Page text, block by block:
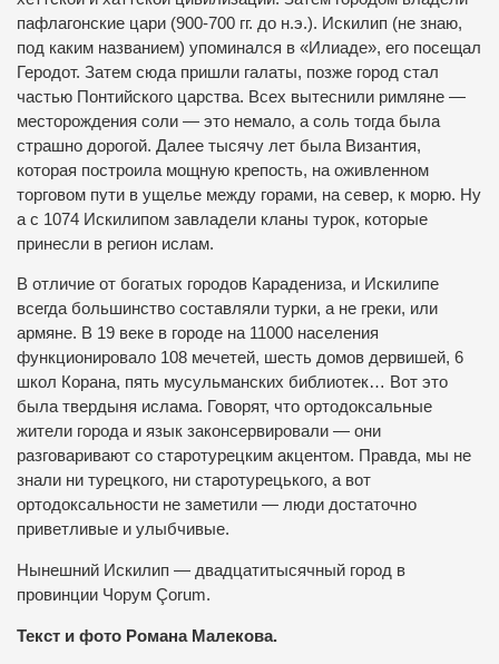
пафлагонские цари (900-700 гг. до н.э.). Искилип (не знаю,
под каким названием) упоминался в «Илиаде», его посещал
Геродот. Затем сюда пришли галаты, позже город стал
частью Понтийского царства. Всех вытеснили римляне —
месторождения соли — это немало, а соль тогда была
страшно дорогой. Далее тысячу лет была Византия,
которая построила мощную крепость, на оживленном
торговом пути в ущелье между горами, на север, к морю. Ну
а с 1074 Искилипом завладели кланы турок, которые
принесли в регион ислам.
В отличие от богатых городов Карадениза, и Искилипе
всегда большинство составляли турки, а не греки, или
армяне. В 19 веке в городе на 11000 населения
функционировало 108 мечетей, шесть домов дервишей, 6
школ Корана, пять мусульманских библиотек… Вот это
была твердыня ислама. Говорят, что ортодоксальные
жители города и язык законсервировали — они
разговаривают со старотурецким акцентом. Правда, мы не
знали ни турецкого, ни старотурецького, а вот
ортодоксальности не заметили — люди достаточно
приветливые и улыбчивые.
Нынешний Искилип — двадцатитысячный город в
провинции Чорум Çоrum.
Текст и фото Романа Малекова.